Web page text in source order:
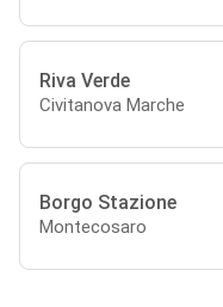
Riva Verde
Civitanova Marche
Borgo Stazione
Montecosaro